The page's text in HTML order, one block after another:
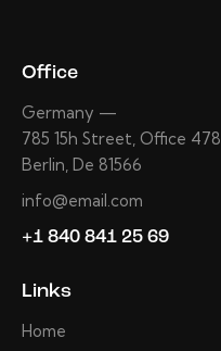
Office
Germany —
785 15h Street, Office 478
Berlin, De 81566
info@email.com
+1 840 841 25 69
Links
Home